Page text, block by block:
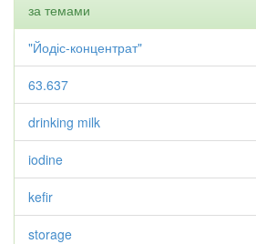
за темами
"Йодіс-концентрат"
63.637
drinking milk
iodine
kefir
storage